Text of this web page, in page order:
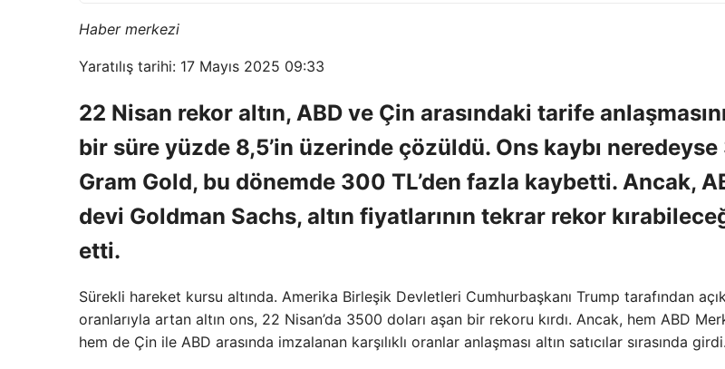
Haber merkezi
Yaratılış tarihi: 17 Mayıs 2025 09:33
22 Nisan rekor altın, ABD ve Çin arasındaki tarife
bir süre yüzde 8,5’in üzerinde çözüldü. Ons kaybı
Gram Gold, bu dönemde 300 TL’den fazla kaybetti. Ancak,
devi Goldman Sachs, altın fiyatlarının tekrar rekor
etti.
Sürekli hareket kursu altında. Amerika Birleşik Devletleri Cumhurbaşkanı Trump tarafından
oranlarıyla artan altın ons, 22 Nisan’da 3500 doları aşan bir rekoru kırdı. Ancak, hem ABD
hem de Çin ile ABD arasında imzalanan karşılıklı oranlar anlaşması altın satıcılar sırasında girdi.